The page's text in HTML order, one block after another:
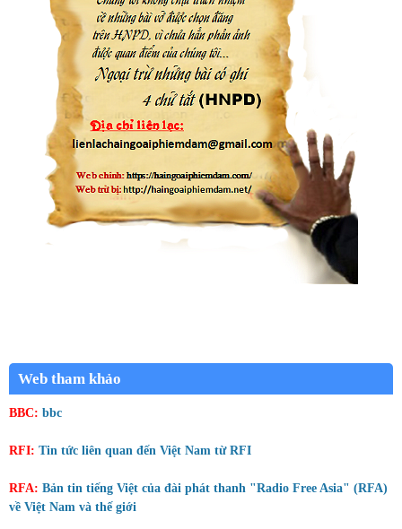
Web tham khảo
BBC: bbc
RFI: Tin tức liên quan đến Việt Nam từ RFI
RFA: Bản tin tiếng Việt của đài phát thanh "Radio Free Asia" (RFA)
về Việt Nam và thế giới